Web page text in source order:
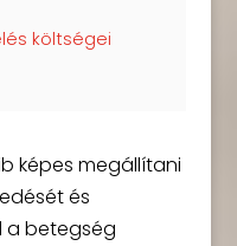
költségei
képes megállítani
és
a betegség